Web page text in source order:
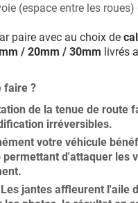
(espace entre les roues)
paire avec au choix de
/ 20mm / 30mm livrés
faire ?
de la tenue de route
irréversibles.
votre véhicule
permettant d'attaquer les
jantes affleurent l'aile